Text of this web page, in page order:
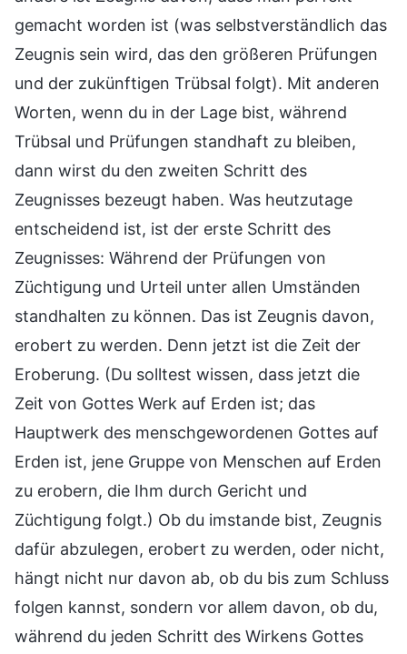
gemacht worden ist (was selbstverständlich das
Zeugnis sein wird, das den größeren Prüfungen
und der zukünftigen Trübsal folgt). Mit anderen
Worten, wenn du in der Lage bist, während
Trübsal und Prüfungen standhaft zu bleiben,
dann wirst du den zweiten Schritt des
Zeugnisses bezeugt haben. Was heutzutage
entscheidend ist, ist der erste Schritt des
Zeugnisses: Während der Prüfungen von
Züchtigung und Urteil unter allen Umständen
standhalten zu können. Das ist Zeugnis davon,
erobert zu werden. Denn jetzt ist die Zeit der
Eroberung. (Du solltest wissen, dass jetzt die
Zeit von Gottes Werk auf Erden ist; das
Hauptwerk des menschgewordenen Gottes auf
Erden ist, jene Gruppe von Menschen auf Erden
zu erobern, die Ihm durch Gericht und
Züchtigung folgt.) Ob du imstande bist, Zeugnis
dafür abzulegen, erobert zu werden, oder nicht,
hängt nicht nur davon ab, ob du bis zum Schluss
folgen kannst, sondern vor allem davon, ob du,
während du jeden Schritt des Wirkens Gottes